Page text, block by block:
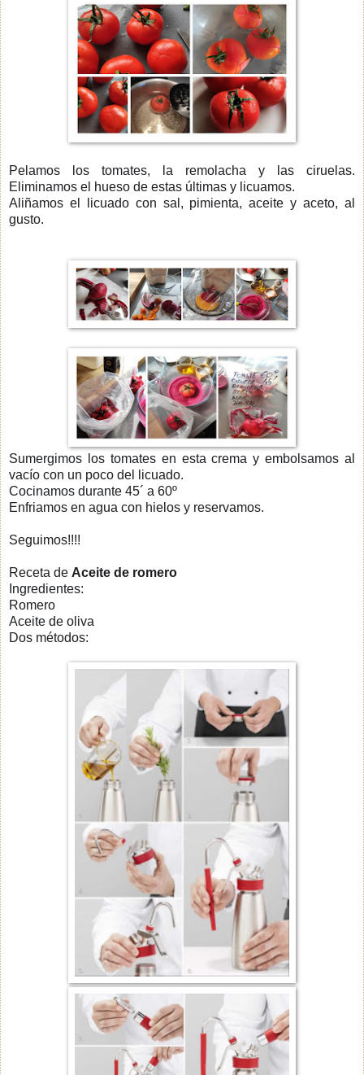
Pelamos los tomates, la remolacha y las ciruelas.
Eliminamos el hueso de estas últimas y licuamos.
Aliñamos el licuado con sal, pimienta, aceite y aceto, al
gusto.
Sumergimos los tomates en esta crema y embolsamos al
vacío con un poco del licuado.
Cocinamos durante 45´ a 60º
Enfriamos en agua con hielos y reservamos.
Seguimos!!!!
Receta de Aceite de romero
Ingredientes:
Romero
Aceite de oliva
Dos métodos: